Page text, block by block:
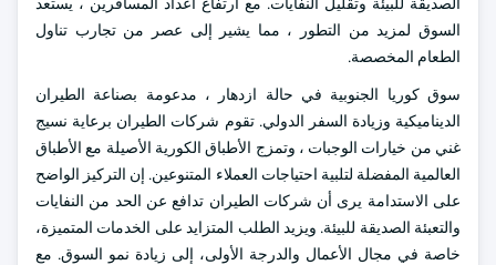
السوق لمزيد من التطور ، مما يشير إلى عصر من تجارب تناول
الطعام المخصصة.
سوق كوريا الجنوبية في حالة ازدهار ، مدعومة بصناعة الطيران
الديناميكية وزيادة السفر الدولي. تقوم شركات الطيران برعاية نسيج
غني من خيارات الوجبات ، وتمزج الأطباق الكورية الأصيلة مع الأطباق
العالمية المفضلة لتلبية احتياجات العملاء المتنوعين. إن التركيز الواضح
على الاستدامة يرى أن شركات الطيران تدافع عن الحد من النفايات
والتعبئة الصديقة للبيئة. ويزيد الطلب المتزايد على الخدمات المتميزة،
خاصة في مجال الأعمال والدرجة الأولى، إلى زيادة نمو السوق. مع